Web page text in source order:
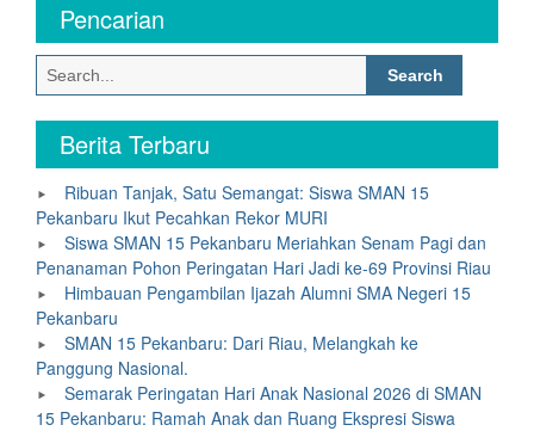
Pencarian
Search
for:
Berita Terbaru
Ribuan Tanjak, Satu Semangat: Siswa SMAN 15
Pekanbaru Ikut Pecahkan Rekor MURI
Siswa SMAN 15 Pekanbaru Meriahkan Senam Pagi dan
Penanaman Pohon Peringatan Hari Jadi ke-69 Provinsi Riau
Himbauan Pengambilan Ijazah Alumni SMA Negeri 15
Pekanbaru
SMAN 15 Pekanbaru: Dari Riau, Melangkah ke
Panggung Nasional.
Semarak Peringatan Hari Anak Nasional 2026 di SMAN
15 Pekanbaru: Ramah Anak dan Ruang Ekspresi Siswa